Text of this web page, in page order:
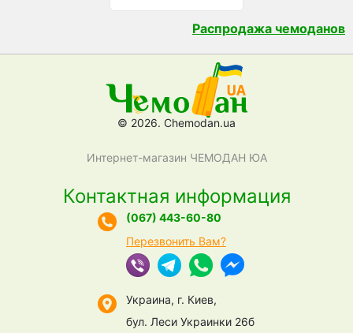
Распродажа чемоданов
© 2026. Chemodan.ua
Интернет-магазин ЧЕМОДАН ЮА
Контактная информация
(067) 443-60-80
Перезвонить Вам?
Украина, г. Киев,
бул. Леси Украинки 26б